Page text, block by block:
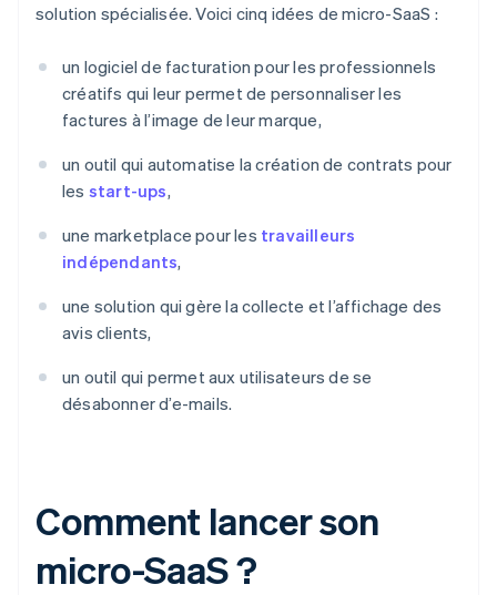
solution spécialisée. Voici cinq idées de micro-SaaS :
un logiciel de facturation pour les professionnels
créatifs qui leur permet de personnaliser les
factures à l’image de leur marque,
un outil qui automatise la création de contrats pour
les start-ups,
une marketplace pour les travailleurs
indépendants,
une solution qui gère la collecte et l’affichage des
avis clients,
un outil qui permet aux utilisateurs de se
désabonner d’e-mails.
Comment lancer son
micro-SaaS ?